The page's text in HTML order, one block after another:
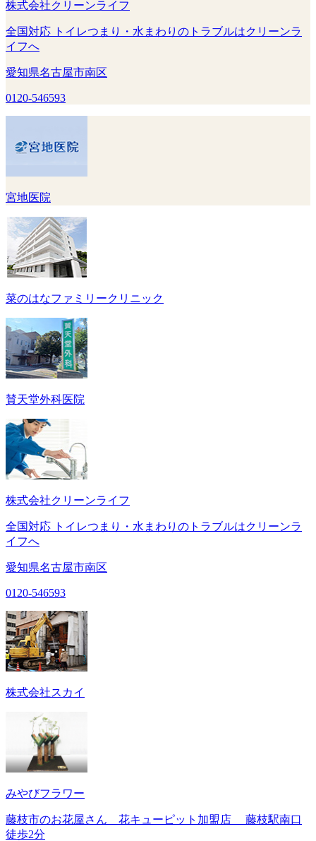
株式会社クリーンライフ
全国対応 トイレつまり・水まわりのトラブルはクリーンラ
イフへ
愛知県名古屋市南区
0120-546593
宮地医院
菜のはなファミリークリニック
賛天堂外科医院
株式会社クリーンライフ
全国対応 トイレつまり・水まわりのトラブルはクリーンラ
イフへ
愛知県名古屋市南区
0120-546593
株式会社スカイ
みやびフラワー
藤枝市のお花屋さん 花キューピット加盟店 藤枝駅南口
徒歩2分